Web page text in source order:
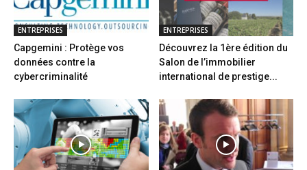
ENTREPRISES
Capgemini : Protège vos
données contre la
cybercriminalité
ENTREPRISES
Découvrez la 1ère édition du
Salon de l’immobilier
international de prestige...